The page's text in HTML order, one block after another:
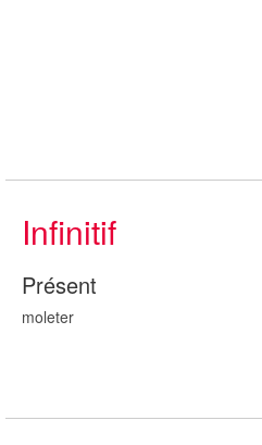
Infinitif
Présent
moleter